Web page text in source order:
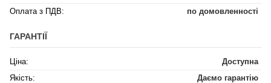
Оплата з ПДВ:
по домовленності
ГАРАНТІЇ
Ціна:
Доступна
Якість:
Даємо гарантію